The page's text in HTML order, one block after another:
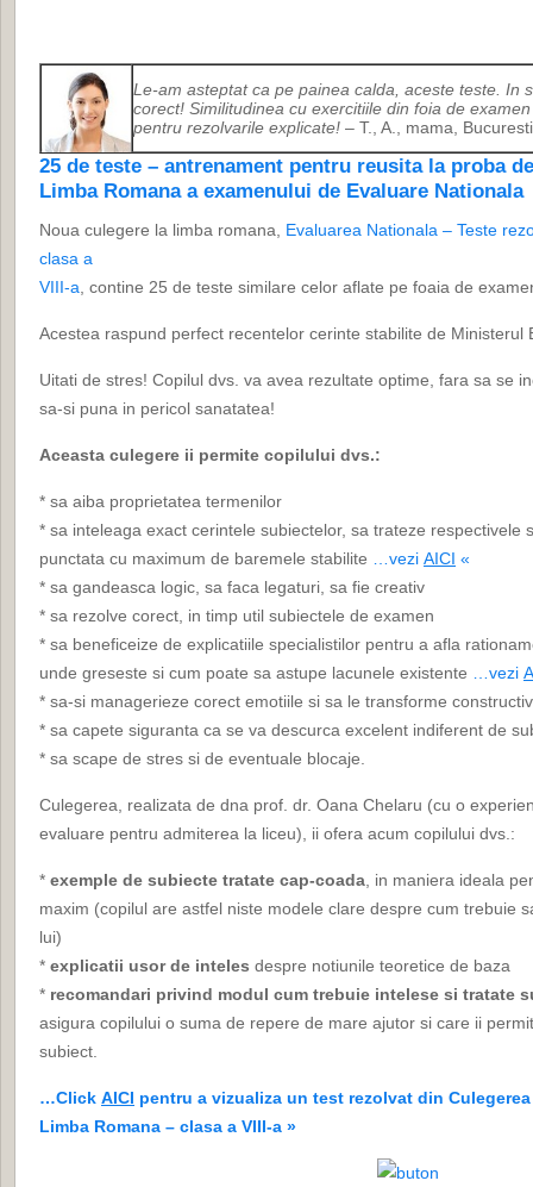
Le-am asteptat ca pe painea calda, aceste teste. In
corect! Similitudinea cu exercitiile din foia de
pentru rezolvarile explicate! – T., A., mama, Bucuresti
25 de teste – antrenament pentru reusita la proba de
Limba Romana a examenului de Evaluare Nationala
Noua culegere la limba romana, Evaluarea Nationala – Teste
clasa a
VIII-a , contine 25 de teste similare celor aflate pe foaia de
Acestea raspund perfect recentelor cerinte stabilite de Ministerul
Uitati de stres! Copilul dvs. va avea rezultate optime, fara sa se
sa-si puna in pericol sanatatea!
Aceasta culegere ii permite copilului dvs.:
* sa aiba proprietatea termenilor
* sa inteleaga exact cerintele subiectelor, sa trateze respectivele
punctata cu maximum de baremele stabilite
…vezi AICI «
* sa gandeasca logic, sa faca legaturi, sa fie creativ
* sa rezolve corect, in timp util subiectele de examen
* sa beneficeize de explicatiile specialistilor pentru a afla
unde greseste si cum poate sa astupe lacunele existente
…vezi
* sa-si managerieze corect emotiile si sa le transforme constructiv
* sa capete siguranta ca se va descurca excelent indiferent de
* sa scape de stres si de eventuale blocaje.
Culegerea, realizata de dna prof. dr. Oana Chelaru (cu o
evaluare pentru admiterea la liceu), ii ofera acum copilului dvs.:
* exemple de subiecte tratate cap-coada , in maniera ideala
maxim (copilul are astfel niste modele clare despre cum trebuie
lui)
* explicatii usor de inteles despre notiunile teoretice de baza
* recomandari privind modul cum trebuie intelese si tratate
asigura copilului o suma de repere de mare ajutor si care ii
subiect.
…Click AICI pentru a vizualiza un test rezolvat din
Limba Romana – clasa a VIII-a »